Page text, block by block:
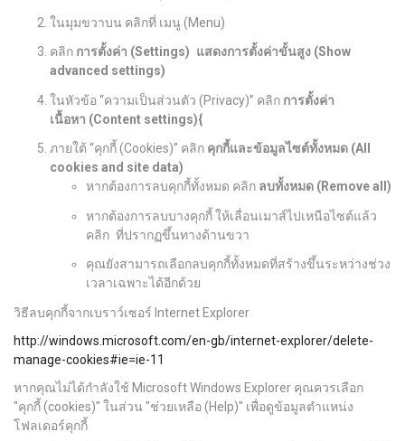
ในมุมขวาบน คลิกที่ เมนู (Menu)
คลิก การตั้งค่า (Settings) แสดงการตั้งค่าขั้นสูง (Show
advanced settings)
ในหัวข้อ “ความเป็นส่วนตัว (Privacy)” คลิก การตั้งค่า
เนื้อหา (Content settings){
ภายใต้ “คุกกี้ (Cookies)” คลิก คุกกี้และข้อมูลไซต์ทั้งหมด (All
cookies and site data)
หากต้องการลบคุกกี้ทั้งหมด คลิก ลบทั้งหมด (Remove all)
หากต้องการลบบางคุกกี้ ให้เลื่อนเมาส์ไปเหนือไซต์แล้ว
คลิก ที่ปรากฏขึ้นทางด้านขวา
คุณยังสามารถเลือกลบคุกกี้ทั้งหมดที่สร้างขึ้นระหว่างช่วง
เวลาเฉพาะได้อีกด้วย
วิธีลบคุกกี้จากเบราว์เซอร์ Internet Explorer
http://windows.microsoft.com/en-gb/internet-explorer/delete-
manage-cookies#ie=ie-11
หากคุณไม่ได้กำลังใช้ Microsoft Windows Explorer คุณควรเลือก
"คุกกี้ (cookies)" ในส่วน "ช่วยเหลือ (Help)" เพื่อดูข้อมูลตำแหน่ง
โฟลเดอร์คุกกี้